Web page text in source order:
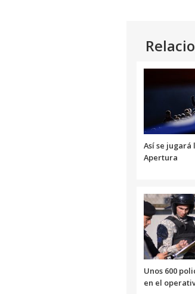
Así se jugará
Apertura
Unos 600
en el